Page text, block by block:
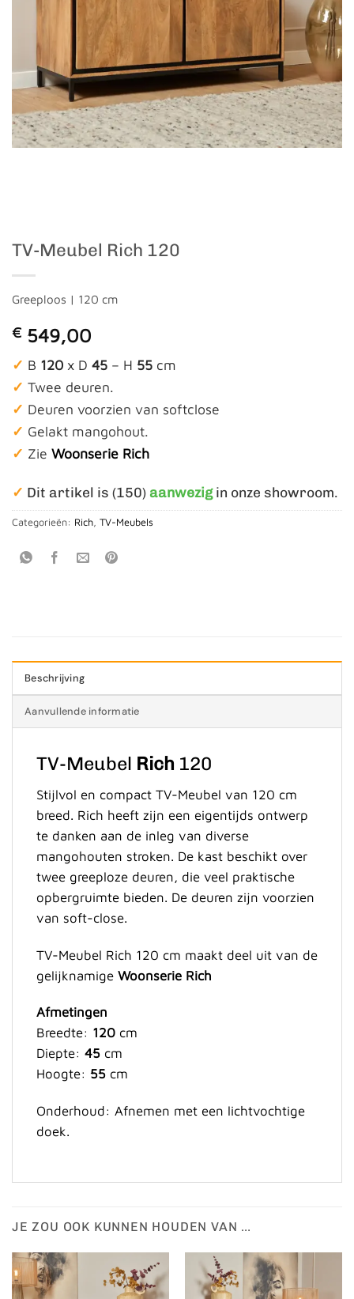
TV-Meubel Rich 120
Greeploos | 120 cm
€ 549,00
✓ B 120 x D 45 – H 55 cm
✓ Twee deuren.
✓ Deuren voorzien van softclose
✓ Gelakt mangohout.
✓ Zie Woonserie Rich
✓ Dit artikel is (150)aanwezigin onze showroom.
Categorieën: Rich TV-Meubels
Beschrijving
Aanvullende informatie
TV-Meubel Rich 120
Stijlvol en compact TV-Meubel van 120 cm
breed. Rich heeft zijn een eigentijds ontwerp
te danken aan de inleg van diverse
mangohouten stroken. De kast beschikt over
twee greeploze deuren, die veel praktische
opbergruimte bieden. De deuren zijn voorzien
van soft-close.
TV-Meubel Rich 120 cm maakt deel uit van de
gelijknamige Woonserie Rich
Afmetingen
Breedte: 120 cm
Diepte: 45 cm
Hoogte: 55 cm
Onderhoud: Afnemen met een lichtvochtige
doek.
JE ZOU OOK KUNNEN HOUDEN VAN …